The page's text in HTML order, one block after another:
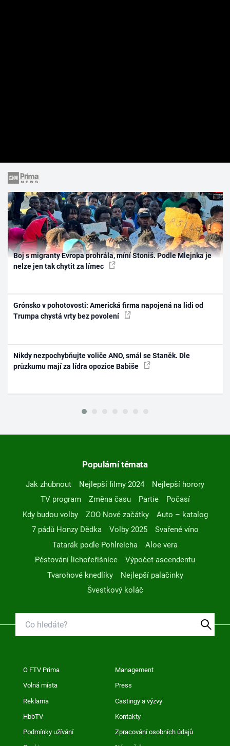
Boj s migranty Evropa prohrála, míní Stoniš. Podle Mlejnka je
nelze jen tak chytit za límec
Grónsko v pohotovosti: Americká firma napojená na lidi od
Trumpa chystá vrty bez povolení
Nikdy nezpochybňujte voliče ANO, smál se Staněk. Dle
průzkumu mají za lídra opozice Babiše
Populární témata
Jak zhubnout Nejlepší filmy 2024
Nejlepší horory
TV program
Změna času Partie
Počasí
Kdy budou volby
ZOO Nové začátky
Auto – katalog
7 pádů Honzy Dědka
Volby 2025
Svařené víno
Tatarák podle Pohlreicha
Aloe vera
Pěstování lichořeřišnice
Výpočet ascendentu
Tvarohové knedlíky
Nejlepší palačinky
Švestkový koláč
O FTV Prima Management
Volná místa Press
Reklama Castingy a výzvy
HbbTV Kontakty
Podmínky užívání Zpracování osobních údajů